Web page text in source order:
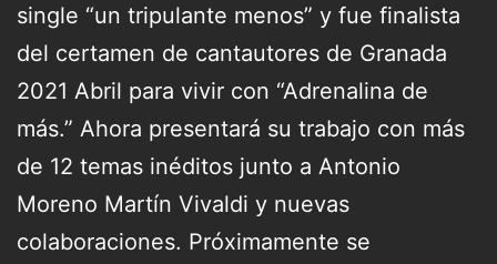
single “un tripulante menos” y fue finalista
del certamen de cantautores de Granada
2021 Abril para vivir con “Adrenalina de
más.” Ahora presentará su trabajo con más
de 12 temas inéditos junto a Antonio
Moreno Martín Vivaldi y nuevas
colaboraciones. Próximamente se